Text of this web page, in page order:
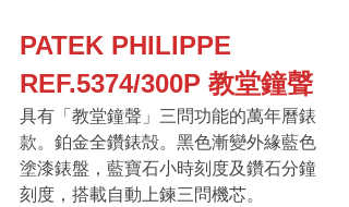
PATEK PHILIPPE
REF.5374/300P 教堂鐘聲
具有「教堂鐘聲」三問功能的萬年曆錶
款。鉑金全鑽錶殻。黑色漸變外緣藍色
塗漆錶盤，藍寶石小時刻度及鑽石分鐘
刻度，搭載自動上鍊三問機芯。